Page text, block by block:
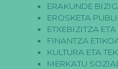
ERAKUNDE
EROSKETA
ETXEBIZITZA
FINANTZA
KULTURA ETA
MERKATU